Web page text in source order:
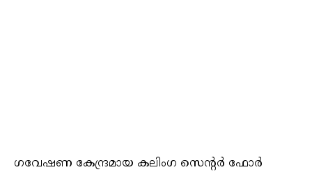
ഗവേഷണ കേന്ദ്രമായ കലിംഗ സെന്റർ ഫോർ